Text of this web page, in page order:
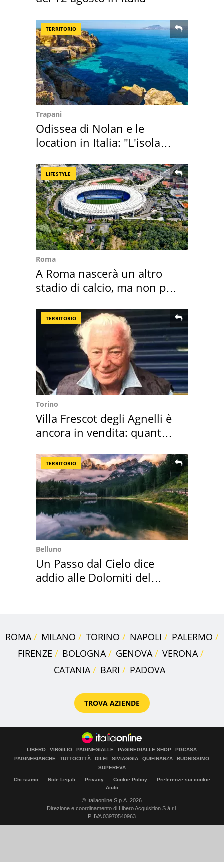
TERRITORIO
Trapani
Odissea di Nolan e le
location in Italia: "L'isola
LIFESTYLE
Roma
A Roma nascerà un altro
stadio di calcio, ma non per
TERRITORIO
Torino
Villa Frescot degli Agnelli è
ancora in vendita: quanto
TERRITORIO
Belluno
Un Passo dal Cielo dice
addio alle Dolomiti del
ROMA MILANO TORINO NAPOLI
PALERMO
FIRENZE
BOLOGNA GENOVA
VERONA
CATANIA
BARI PADOVA
TROVA AZIENDE
LIBERO VIRGILIO PAGINEGIALLE PAGINEGIALLE SHOP
PGCASA
PAGINEBIANCHE
TUTTOCITTÀ DILEI SIVIAGGIA QUIFINANZA
BUONISSIMO
SUPEREVA
Chi siamo Note Legali Privacy Cookie Policy
Preferenze sui cookie
Aiuto
© Italiaonline S.p.A. 2026
Direzione e coordinamento di Libero Acquisition S.á r.l.
P. IVA 03970540963